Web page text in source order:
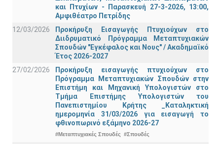
και Πτυχίων - Παρασκευή 27-3-2026, 13:00,
Αμφιθέατρο Πετρίδης
12/03/2026
Προκήρυξη Εισαγωγής Πτυχιούχων στο
Διιδρυματικό Πρόγραμμα Μεταπτυχιακών
Σπουδών "Εγκέφαλος και Νους" / Ακαδημαϊκό
Έτος 2026-2027
27/02/2026
Προκήρυξη εισαγωγής πτυχιούχων στo
Πρόγραμμα Μεταπτυχιακών Σπουδών στην
Επιστήμη και Μηχανική Υπολογιστών στο
Τμήμα Eπιστήμης Υπολογιστών του
Πανεπιστημίου Κρήτης _Καταληκτική
ημερομηνία 31/03/2026 για εισαγωγή το
φθινοπωρινό εξάμηνο 2026-27
#Μεταπτυχιακές Σπουδές #Σπουδές